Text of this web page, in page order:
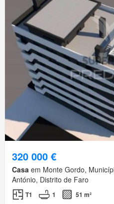
320 000 €
Casa em Monte Gordo,
António, Distrito de Faro
T1 1 51 m²